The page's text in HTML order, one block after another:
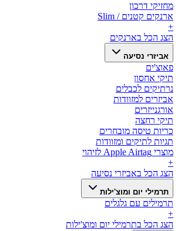
מחזיקי דרכון
ארנקים קטנים / Slim
+
הצג הכל בארנקים
אביזרי נסיעה
פאוצ'ים
תיקי אחסון
נרתיקים לכבלים
אביזרים למזוודות
אורגנייזרים
תיקי רחצה
כריות טיסה מובחרים
תגיות לתיקים ומזוודות
מוצרי Apple Airtag לזיהוי
+
הצג הכל באביזרי נסיעה
תרמילי יום ומוצ'ילות
תרמילים עם גלגלים
+
הצג הכל בתרמילי יום ומוצ'ילות